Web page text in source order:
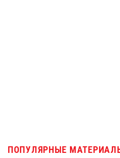
ПОПУЛЯРНЫЕ